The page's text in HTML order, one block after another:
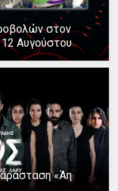
στον
Αυγούστου
«Άη